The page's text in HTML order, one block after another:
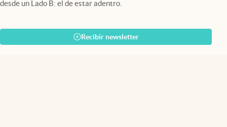
desde un Lado B: el de estar adentro.
Recibir newsletter